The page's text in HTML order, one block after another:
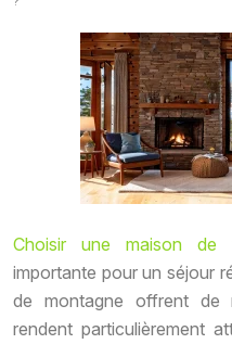
Choisir une maison de
importante pour un séjour
de montagne offrent de
rendent particulièrement